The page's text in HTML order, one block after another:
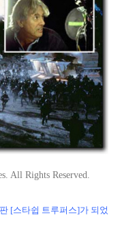
All Rights Reserved.
[스타쉽 트루퍼스]가 되었